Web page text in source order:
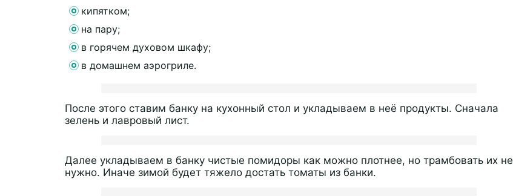
кипятком;
на пару;
в горячем духовом шкафу;
в домашнем аэрогриле.
После этого ставим банку на кухонный стол и укладываем в неё продукты. Сначала
зелень и лавровый лист.
Далее укладываем в банку чистые помидоры как можно плотнее, но трамбовать их не
нужно. Иначе зимой будет тяжело достать томаты из банки.